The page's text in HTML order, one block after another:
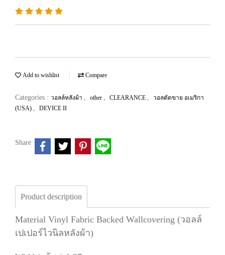
Add to wishlist Compare
Categories : วอลล์หลังผ้า , other , CLEARANCE ,
วอลตัดขาย อเมริกา
(USA) , DEVICE II
Share
Product description
Material Vinyl Fabric Backed Wallcovering (วอลล์
เปเปอร์ไวนิลหลังผ้า)